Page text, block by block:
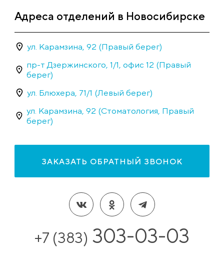
Адреса отделений в Новосибирске
ул. Карамзина, 92 (Правый берег)
пр-т Дзержинского, 1/1, офис 12 (Правый
берег)
ул. Блюхера, 71/1 (Левый берег)
ул. Карамзина, 92 (Стоматология, Правый
берег)
ЗАКАЗАТЬ ОБРАТНЫЙ ЗВОНОК
+7 (383) 303-03-03